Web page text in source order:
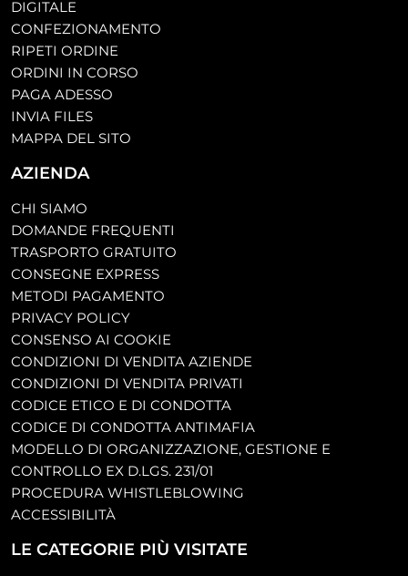
DIGITALE
CONFEZIONAMENTO
RIPETI ORDINE
ORDINI IN CORSO
PAGA ADESSO
INVIA FILES
MAPPA DEL SITO
AZIENDA
CHI SIAMO
DOMANDE FREQUENTI
TRASPORTO GRATUITO
CONSEGNE EXPRESS
METODI PAGAMENTO
PRIVACY POLICY
CONSENSO AI COOKIE
CONDIZIONI DI VENDITA AZIENDE
CONDIZIONI DI VENDITA PRIVATI
CODICE ETICO E DI CONDOTTA
CODICE DI CONDOTTA ANTIMAFIA
MODELLO DI ORGANIZZAZIONE, GESTIONE E
CONTROLLO EX D.LGS. 231/01
PROCEDURA WHISTLEBLOWING
ACCESSIBILITÀ
LE CATEGORIE PIÙ VISITATE